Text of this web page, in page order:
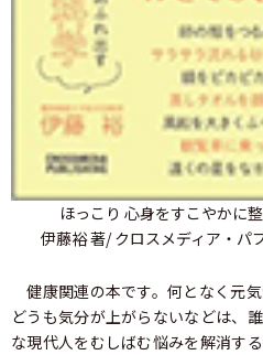
ほっこり 心身をすこやかに
伊藤裕 著/ クロスメディア・パ
健康関連の本です。何となく元
どうも気分が上がらないなどは、
な現代人をむしばむ悩みを解消す